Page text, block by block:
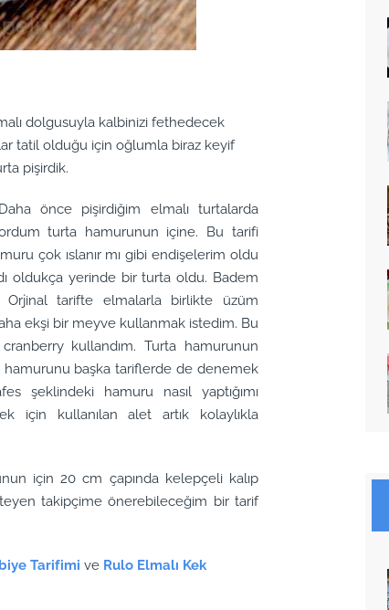
dolgusuyla kalbinizi fethedecek
tatil olduğu için oğlumla biraz keyif
pişirdik.
önce pişirdiğim elmalı turtalarda
turta hamurunun içine. Bu tarifi
çok ıslanır mı gibi endişelerim oldu
oldukça yerinde bir turta oldu. Badem
tarifte elmalarla birlikte üzüm
ekşi bir meyve kullanmak istedim. Bu
kullandım. Turta hamurunun
hamurunu başka tariflerde de denemek
şeklindeki hamuru nasıl yaptığımı
için kullanılan alet artık kolaylıkla
için 20 cm çapında kelepçeli kalıp
takipçime önerebileceğim bir tarif
Tarifimi ve Rulo Elmalı Kek